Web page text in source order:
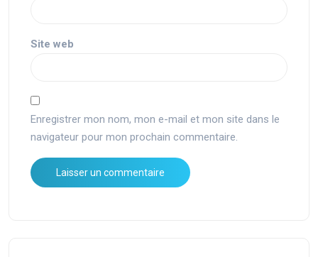
Site web
Enregistrer mon nom, mon e-mail et mon site dans le
navigateur pour mon prochain commentaire.